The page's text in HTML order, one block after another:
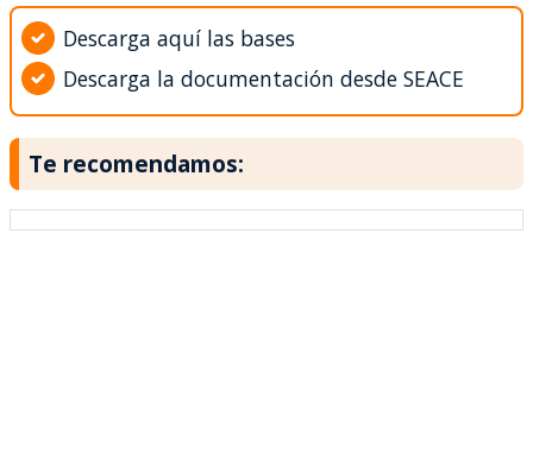
Descarga aquí las bases
Descarga la documentación desde SEACE
Te recomendamos: